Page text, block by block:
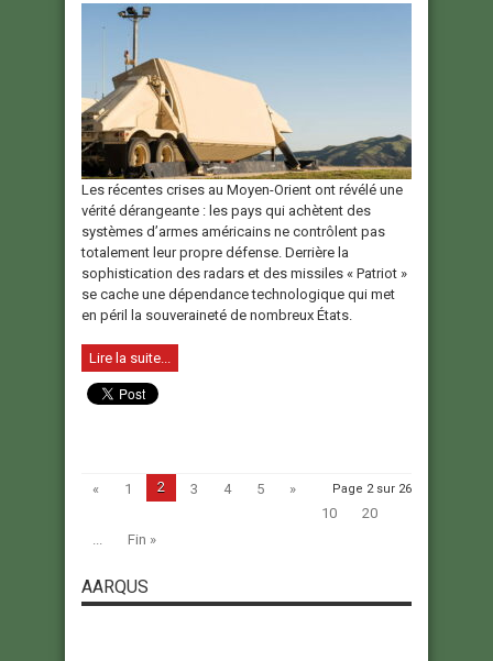
Les récentes crises au Moyen-Orient ont révélé une
vérité dérangeante : les pays qui achètent des
systèmes d’armes américains ne contrôlent pas
totalement leur propre défense. Derrière la
sophistication des radars et des missiles « Patriot »
se cache une dépendance technologique qui met
en péril la souveraineté de nombreux États.
Lire la suite...
Page 2 sur 26
« 1 2 3 4 5
»
10
20
...
Fin »
AARQUS